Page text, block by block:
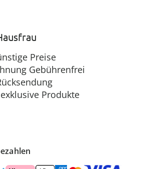
Preise
Gebührenfrei
Produkte